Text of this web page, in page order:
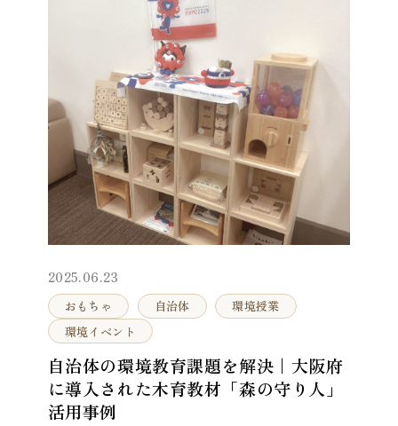
2025.06.23
おもちゃ 自治体
環境授業
環境イベント
自治体の環境教育課題を解決｜大阪府
に導入された木育教材「森の守り人」
活用事例